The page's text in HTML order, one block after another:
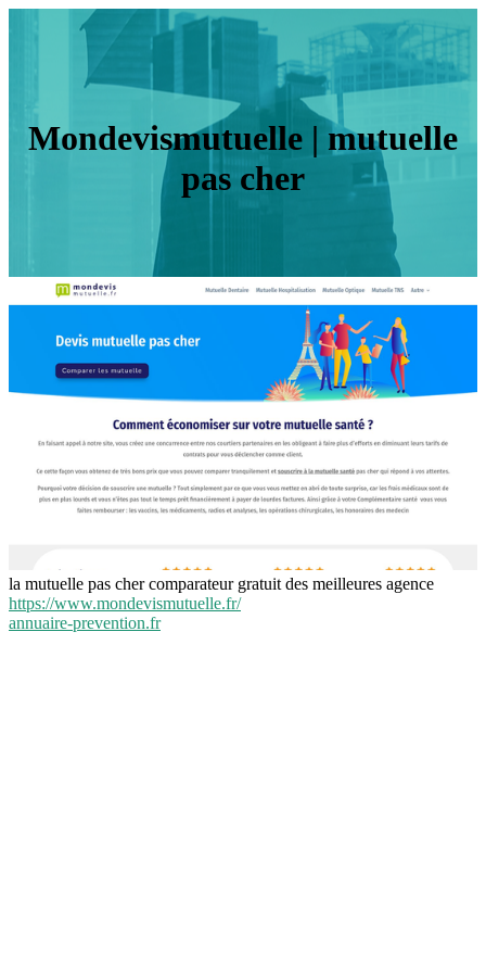
Mon­devismu­tuel­le | mutuelle
pas cher
la mutuelle pas cher comparateur gratuit des meilleures agence
https://www.mondevismutuelle.fr/
annuaire-prevention.fr